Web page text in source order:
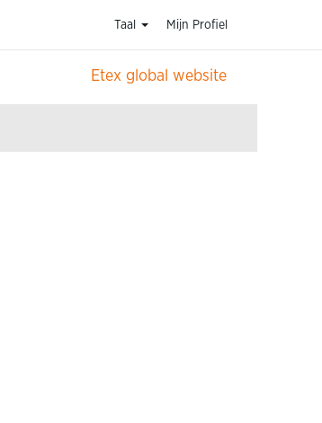
Taal Mijn Profiel
Etex global website